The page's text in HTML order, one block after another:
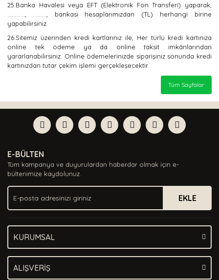
25.Banka Havalesi veya EFT (Elektronik Fon Transferi) yaparak,
............, ........., bankası hesaplarımızdan (TL) herhangi birine
yapabilirsiniz.
26.Sitemiz üzerinden kredi kartlarınız ile, Her türlü kredi kartınıza
online tek ödeme ya da online taksit imkânlarından
yararlanabilirsiniz. Online ödemelerinizde siparişiniz sonunda kredi
kartınızdan tutar çekim işlemi gerçekleşecektir
Tüm Sayfalar
E-BÜLTEN
Tüm kampanya ve duyurulardan haberdar olmak için e-
bültenimize kaydolunuz.
EKLE
KURUMSAL
ALIŞVERİŞ